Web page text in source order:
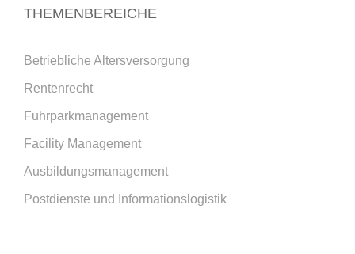
THEMENBEREICHE
Betriebliche Altersversorgung
Rentenrecht
Fuhrparkmanagement
Facility Management
Ausbildungsmanagement
Postdienste und Informationslogistik